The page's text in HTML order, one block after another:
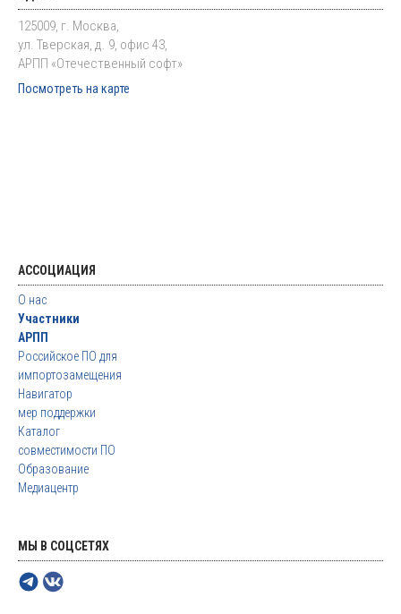
125009, г. Москва,
ул. Тверская, д. 9, офис 43,
АРПП «Отечественный софт»
Посмотреть на карте
АССОЦИАЦИЯ
О нас
Участники
АРПП
Российское ПО для
импортозамещения
Навигатор
мер поддержки
Каталог
совместимости ПО
Образование
Медиацентр
МЫ В СОЦСЕТЯХ